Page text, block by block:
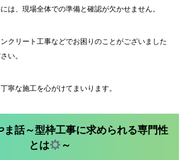
は、現場全体での準備と確認が欠かせません。
クリート工事などでお困りのことがございました
い。
寧な施工を心がけてまいります。
ま話～型枠工事に求められる専門性
とは
～